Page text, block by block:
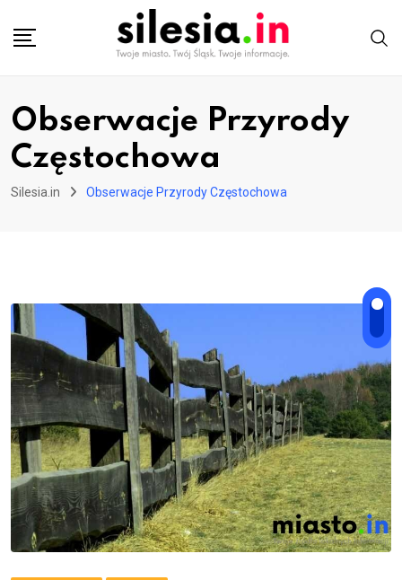
Obserwacje Przyrody
Częstochowa
Silesia.in Obserwacje Przyrody Częstochowa